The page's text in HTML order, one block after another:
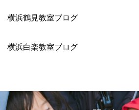
横浜鶴見教室ブログ
横浜白楽教室ブログ